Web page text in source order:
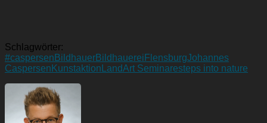
Schlagwörter:
#caspersen BildhauerBildhauerei FlensburgJohannes
Caspersen Kunstaktion LandArt Seminaresteps into nature